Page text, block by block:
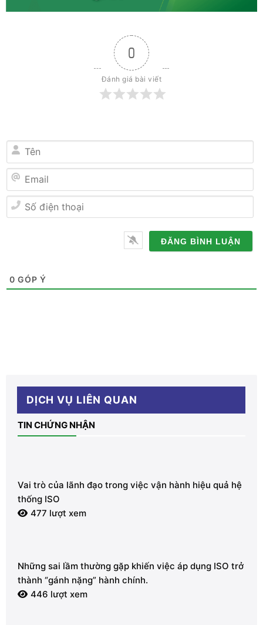
0
Đánh giá bài viết
Tên
Email
0 GÓP Ý
DỊCH VỤ LIÊN QUAN
TIN CHỨNG NHẬN
Vai trò của lãnh đạo trong việc vận hành hiệu quả hệ
thống ISO
477 lượt xem
Những sai lầm thường gặp khiến việc áp dụng ISO trở
thành “gánh nặng” hành chính.
446 lượt xem